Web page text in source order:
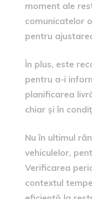
moment ale
comunicatelor
pentru
În plus, este
pentru a-i
planificarea
chiar și în
Nu în ultimul
vehiculelor,
Verificarea
contextul